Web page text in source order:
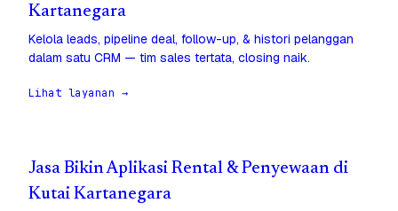
Kartanegara
Kelola leads, pipeline deal, follow-up, & histori pelanggan
dalam satu CRM — tim sales tertata, closing naik.
Lihat layanan →
Jasa Bikin Aplikasi Rental & Penyewaan di
Kutai Kartanegara